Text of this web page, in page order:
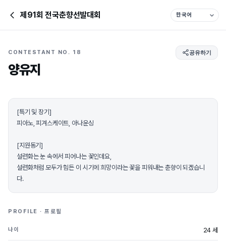
제91회 전국춘향선발대회
CONTESTANT NO. 18 공유하기
양유지
[특기 및 장기]
피아노, 피겨스케이트, 아나운싱
[지원동기]
설련화는 눈 속에서 피어나는 꽃인데요,
설련화처럼 모두가 힘든 이 시기에 희망이라는 꽃을 피워내는 춘향이 되겠습니
다.
PROFILE · 프로필
나이 24 세